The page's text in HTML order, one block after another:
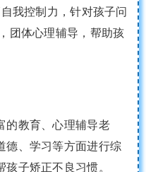
我控制力，针对孩子问
团体心理辅导，帮助孩
的教育、心理辅导老
德、学习等方面进行综
子矫正不良习惯。